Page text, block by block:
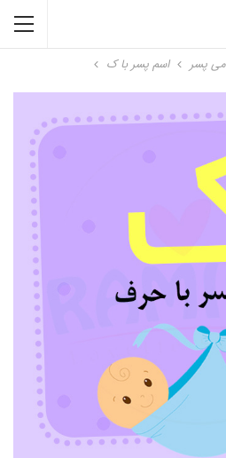
پسر اسم پسر با ک